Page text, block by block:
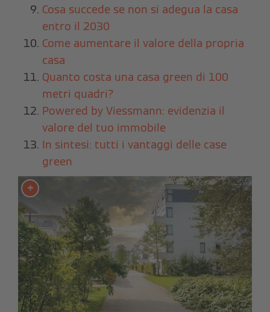
Cosa succede se non si adegua la casa
entro il 2030
Come aumentare il valore della propria
casa
Quanto costa una casa green di 100
metri quadri?
Powered by Viessmann: evidenzia il
valore del tuo immobile
In sintesi: tutti i vantaggi delle case
green